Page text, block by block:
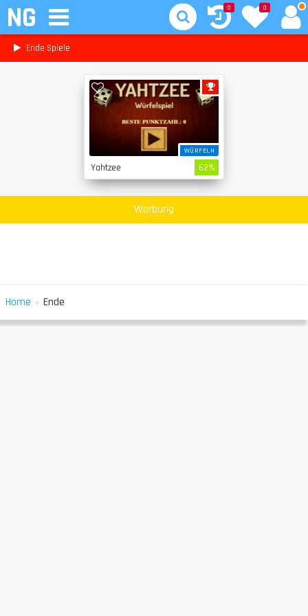
NG 0
0
Ende Spiele
WÜRFELN
Yahtzee 62%
Werbung
Home » Ende